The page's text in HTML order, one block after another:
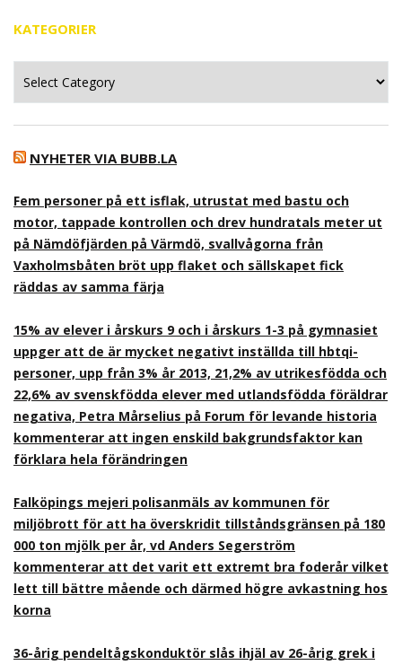
KATEGORIER
NYHETER VIA BUBB.LA
Fem personer på ett isflak, utrustat med bastu och
motor, tappade kontrollen och drev hundratals meter ut
på Nämdöfjärden på Värmdö, svallvågorna från
Vaxholmsbåten bröt upp flaket och sällskapet fick
räddas av samma färja
15% av elever i årskurs 9 och i årskurs 1-3 på gymnasiet
uppger att de är mycket negativt inställda till hbtqi-
personer, upp från 3% år 2013, 21,2% av utrikesfödda och
22,6% av svenskfödda elever med utlandsfödda föräldrar
negativa, Petra Mårselius på Forum för levande historia
kommenterar att ingen enskild bakgrundsfaktor kan
förklara hela förändringen
Falköpings mejeri polisanmäls av kommunen för
miljöbrott för att ha överskridit tillståndsgränsen på 180
000 ton mjölk per år, vd Anders Segerström
kommenterar att det varit ett extremt bra foderår vilket
lett till bättre mående och därmed högre avkastning hos
korna
36-årig pendeltågskonduktör slås ihjäl av 26-årig grek i